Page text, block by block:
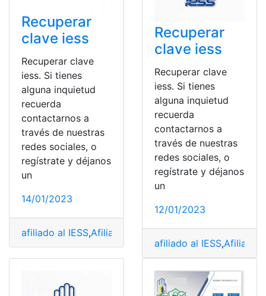
Recuperar
clave iess
Recuperar clave
iess. Si tienes
alguna inquietud
recuerda
contactarnos a
través de nuestras
redes sociales, o
regístrate y déjanos
un
14/01/2023
afiliado al IESS,Afiliado Biess,Agendar turnos IESS,
Recuperar
clave iess
Recuperar clave
iess. Si tienes
alguna inquietud
recuerda
contactarnos a
través de nuestras
redes sociales, o
regístrate y déjanos
un
12/01/2023
afiliado al IESS,Afiliado